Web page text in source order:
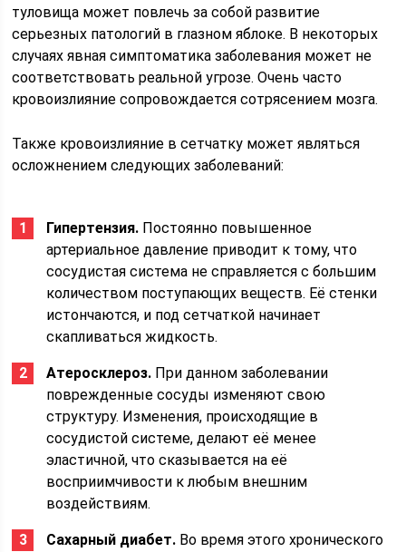
туловища может повлечь за собой развитие
серьезных патологий в глазном яблоке. В некоторых
случаях явная симптоматика заболевания может не
соответствовать реальной угрозе. Очень часто
кровоизлияние сопровождается сотрясением мозга.
Также кровоизлияние в сетчатку может являться
осложнением следующих заболеваний:
Гипертензия. Постоянно повышенное
артериальное давление приводит к тому, что
сосудистая система не справляется с большим
количеством поступающих веществ. Её стенки
истончаются, и под сетчаткой начинает
скапливаться жидкость.
Атеросклероз. При данном заболевании
поврежденные сосуды изменяют свою
структуру. Изменения, происходящие в
сосудистой системе, делают её менее
эластичной, что сказывается на её
восприимчивости к любым внешним
воздействиям.
Сахарный диабет. Во время этого хронического